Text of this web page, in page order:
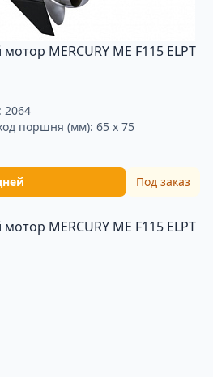
MERCURY ME F115 ELPT
2064
поршня (мм): 65 x 75
Под заказ
MERCURY ME F115 ELPT